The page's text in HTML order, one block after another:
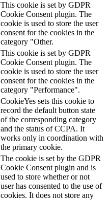
This cookie is set by GDPR
Cookie Consent plugin. The
cookie is used to store the user
consent for the cookies in the
category "Other.
This cookie is set by GDPR
Cookie Consent plugin. The
cookie is used to store the user
consent for the cookies in the
category "Performance".
CookieYes sets this cookie to
record the default button state
of the corresponding category
and the status of CCPA. It
works only in coordination with
the primary cookie.
The cookie is set by the GDPR
Cookie Consent plugin and is
used to store whether or not
user has consented to the use of
cookies. It does not store any